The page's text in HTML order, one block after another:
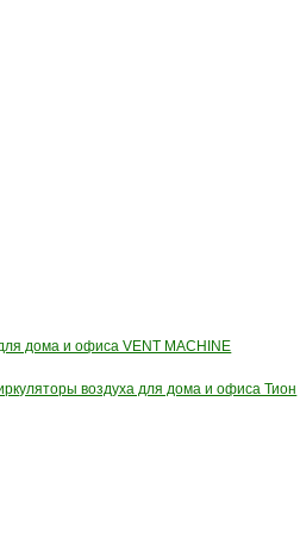
дома и офиса VENT MACHINE
воздуха для дома и офиса Тион